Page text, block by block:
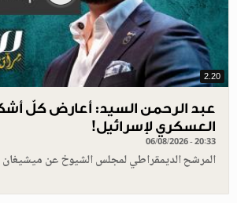
2.20
عبد الرحمن السيد: أعارض كلّ
العسكري لإسرائيل!
06/08/2026 - 20:33
المرشح الديمقراطي لمجلس الشيوخ عن